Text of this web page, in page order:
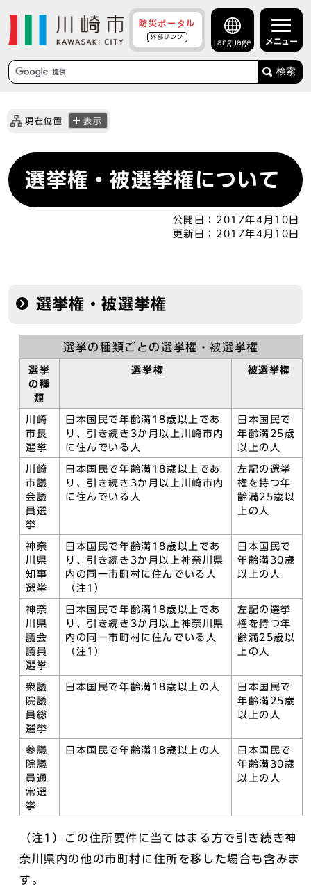
防災ポータル
外部リンク
Language メニュー
検索
現在位置 表示
選挙権・被選挙権について
公開日： 2017年4月10日
更新日： 2017年4月10日
選挙権・被選挙権
選挙の種類ごとの選挙権・被選挙権
選挙
の種
類
選挙権 被選挙権
川崎
市長
選挙
日本国民で年齢満18歳以上であ
り、引き続き3か月以上川崎市内
に住んでいる人
日本国民で
年齢満25歳
以上の人
川崎
市議
会議
員選
挙
日本国民で年齢満18歳以上であ
り、引き続き3か月以上川崎市内
に住んでいる人
左記の選挙
権を持つ年
齢満25歳以
上の人
神奈
川県
知事
選挙
日本国民で年齢満18歳以上であ
り、引き続き3か月以上神奈川県
内の同一市町村に住んでいる人
（注1）
日本国民で
年齢満30歳
以上の人
神奈
川県
議会
議員
選挙
日本国民で年齢満18歳以上であ
り、引き続き3か月以上神奈川県
内の同一市町村に住んでいる人
（注1）
左記の選挙
権を持つ年
齢満25歳以
上の人
衆議
院議
員総
選挙
日本国民で年齢満18歳以上の人
日本国民で
年齢満25歳
以上の人
参議
院議
員通
常選
挙
日本国民で年齢満18歳以上の人
日本国民で
年齢満30歳
以上の人
（注1）この住所要件に当てはまる方で引き続き神
奈川県内の他の市町村に住所を移した場合も含みま
す。